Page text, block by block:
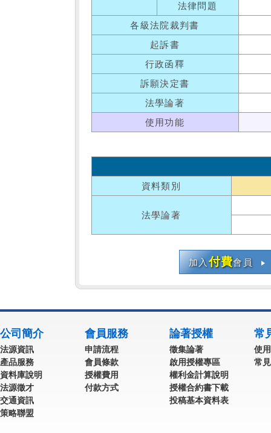
法律問題
各級法院裁判書
起訴書
行政函釋
訴願決定書
法學論著
使用功能
資料類別
法學論著
加入付費會員
公司簡介
法源資訊
產品服務
資料庫說明
法源徵才
交通資訊
策略聯盟
會員服務
申請流程
會員條款
授權費用
付款方式
論著授權
徵集論著
啟用授權專區
權利金計算說明
授權合約書下載
投稿基本資料表
常
使
常